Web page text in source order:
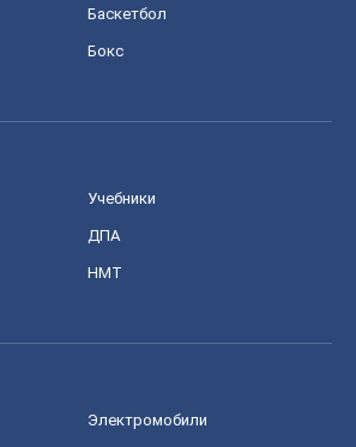
Баскетбол
Бокс
Учебники
ДПА
НМТ
Электромобили